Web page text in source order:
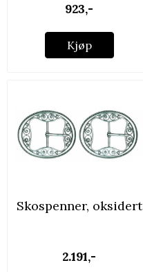
923,-
Kjøp
Skospenner, oksidert
2.191,-